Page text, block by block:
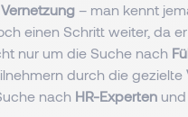
Vernetzung – man kennt
einen Schritt weiter, da
nur um die Suche nach
durch die gezielte
nach HR-Experten und